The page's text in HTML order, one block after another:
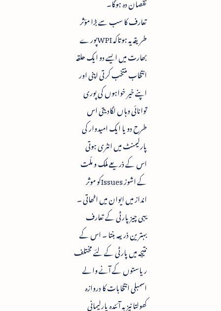
تعارف کا سب سے بڑا مؤثر
طریقہ یہ ہوتاکہ WPIپورے
بھارت میں ایسے دو ایک حلقہ
انتخاب منتخب کرتی اپنی اور
اپنے خیر خواہوں کی پوری
توانائی وہاں لگادیتی اس
طرح دو یا ایک امیدوار کی
پارلیمنٹ میں انٹری ہوتی
اس کے ذریعے ملک و ملّت
کے اشوز Issuesکو موثر
انداز میں ایوان میں اٹھاتی ۔
یہی چیز پارٹی کے تعارف
بہترین ذریعہ بنتا ۔ اس کے
نتیجہ میں پارٹی کے لئے مختلف
ریاستوں کے آنے والے
اسمبلی انتخابات کا دروازہ
کھولتا نیز یہ آئندہ پارلیمانی